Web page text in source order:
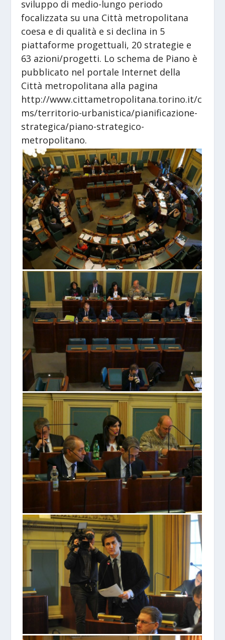
sviluppo di medio-lungo periodo
focalizzata su una Città metropolitana
coesa e di qualità e si declina in 5
piattaforme progettuali, 20 strategie e
63 azioni/progetti. Lo schema de Piano è
pubblicato nel portale Internet della
Città metropolitana alla pagina
http://www.cittametropolitana.torino.it/c
ms/territorio-urbanistica/pianificazione-
strategica/piano-strategico-
metropolitano.